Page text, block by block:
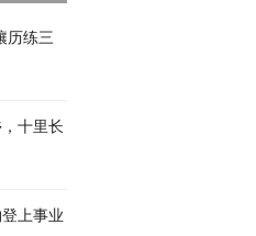
历练三
十里长
上事业